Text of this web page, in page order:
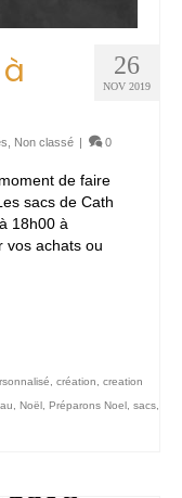
26
NOV 2019
Non classé | 0
de faire
sacs de Cath
18h00 à
vos achats ou
création
creation
Noël Préparons Noel sacs